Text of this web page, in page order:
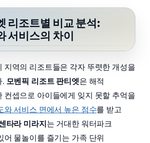
리조트별 비교 분석:
서비스의 차이
지역의 리조트들은 각자 뚜렷한 개성을
. 모벤픽 리조트 판티엣은 해적
컨셉으로 아이들에게 잊지 못할 추억을
와 서비스 면에서 높은 점수를 받고
타라 미라지는 거대한 워터파크
어 물놀이를 즐기는 가족 단위